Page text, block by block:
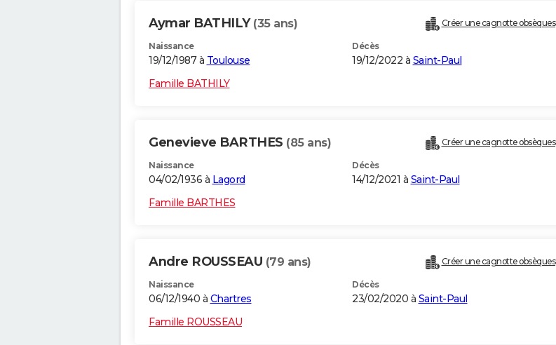
Aymar BATHILY (35 ans) Créer une cagnotte obsèques
Naissance
19/12/1987 à Toulouse
Décès
19/12/2022 à Saint-Paul
Famille BATHILY
Genevieve BARTHES (85 ans) Créer une cagnotte obsèques
Naissance
04/02/1936 à Lagord
Décès
14/12/2021 à Saint-Paul
Famille BARTHES
Andre ROUSSEAU (79 ans) Créer une cagnotte obsèques
Naissance
06/12/1940 à Chartres
Décès
23/02/2020 à Saint-Paul
Famille ROUSSEAU